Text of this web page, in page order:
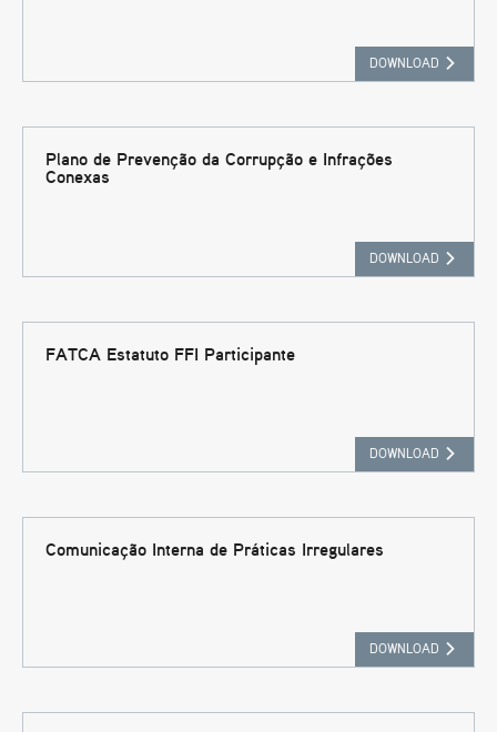
DOWNLOAD
Plano de Prevenção da Corrupção e Infrações
Conexas
DOWNLOAD
FATCA Estatuto FFI Participante
DOWNLOAD
Comunicação Interna de Práticas Irregulares
DOWNLOAD